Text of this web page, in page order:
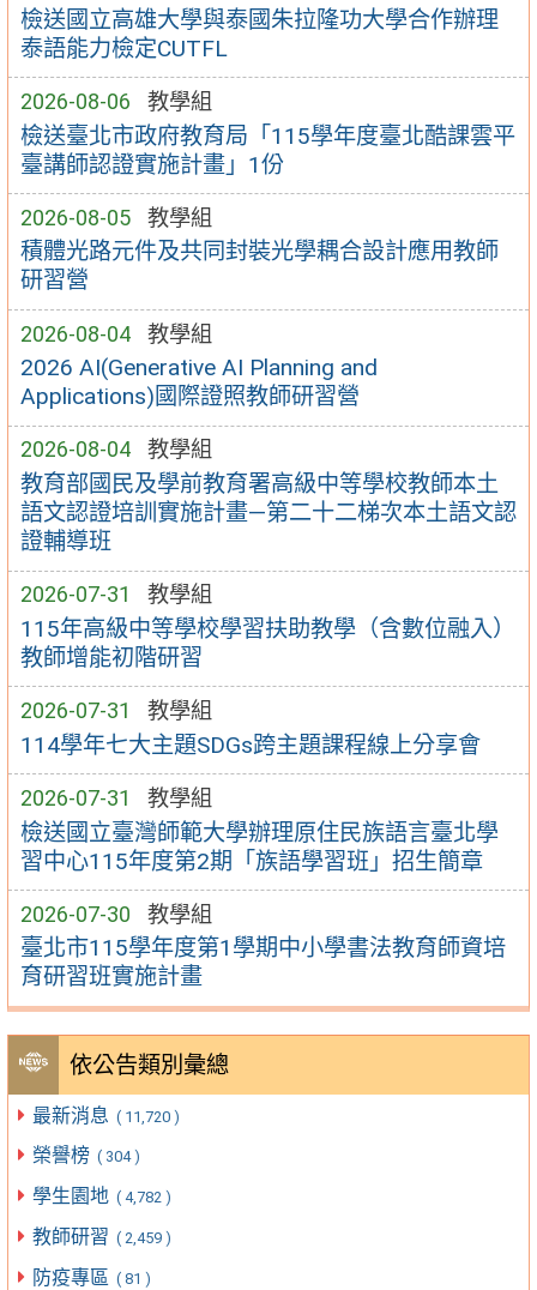
檢送國立高雄大學與泰國朱拉隆功大學合作辦理
泰語能力檢定CUTFL
2026-08-06 教學組
檢送臺北市政府教育局「115學年度臺北酷課雲平
臺講師認證實施計畫」1份
2026-08-05 教學組
積體光路元件及共同封裝光學耦合設計應用教師
研習營
2026-08-04 教學組
2026 AI(Generative AI Planning and
Applications)國際證照教師研習營
2026-08-04 教學組
教育部國民及學前教育署高級中等學校教師本土
語文認證培訓實施計畫—第二十二梯次本土語文認
證輔導班
2026-07-31 教學組
115年高級中等學校學習扶助教學（含數位融入）
教師增能初階研習
2026-07-31 教學組
114學年七大主題SDGs跨主題課程線上分享會
2026-07-31 教學組
檢送國立臺灣師範大學辦理原住民族語言臺北學
習中心115年度第2期「族語學習班」招生簡章
2026-07-30 教學組
臺北市115學年度第1學期中小學書法教育師資培
育研習班實施計畫
依公告類別彙總
最新消息 ( 11,720 )
榮譽榜 ( 304 )
學生園地 ( 4,782 )
教師研習 ( 2,459 )
防疫專區 ( 81 )